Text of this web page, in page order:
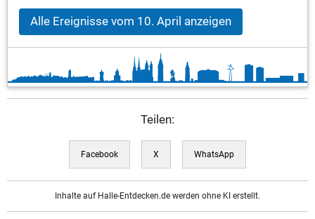
Alle Ereignisse vom 10. April anzeigen
Teilen:
Facebook X WhatsApp
Inhalte auf Halle-Entdecken.de werden ohne KI erstellt.